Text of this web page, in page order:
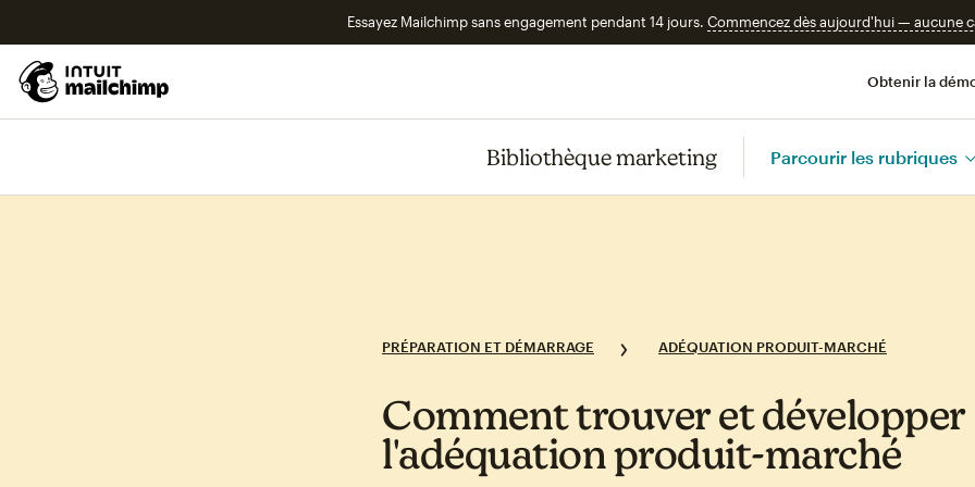
Essayez Mailchimp sans engagement pendant 14 jours. Commencez dès aujourd'hui — aucune
Obtenir la
Bibliothèque marketing Parcourir les rubriques
PRÉPARATION ET DÉMARRAGE ADÉQUATION PRODUIT-MARCHÉ
Comment trouver et développer
l'adéquation produit‑marché